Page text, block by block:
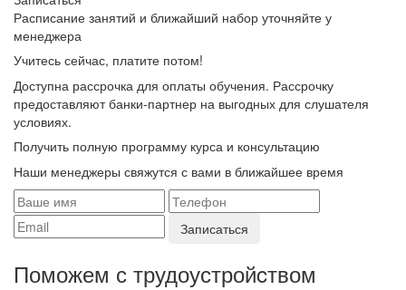
Расписание занятий и ближайший набор уточняйте у
менеджера
Учитесь сейчас, платите потом!
Доступна рассрочка для оплаты обучения. Рассрочку
предоставляют банки-партнер на выгодных для слушателя
условиях.
Получить полную программу курса и консультацию
Наши менеджеры свяжутся с вами в ближайшее время
Поможем с трудоустройcтвом